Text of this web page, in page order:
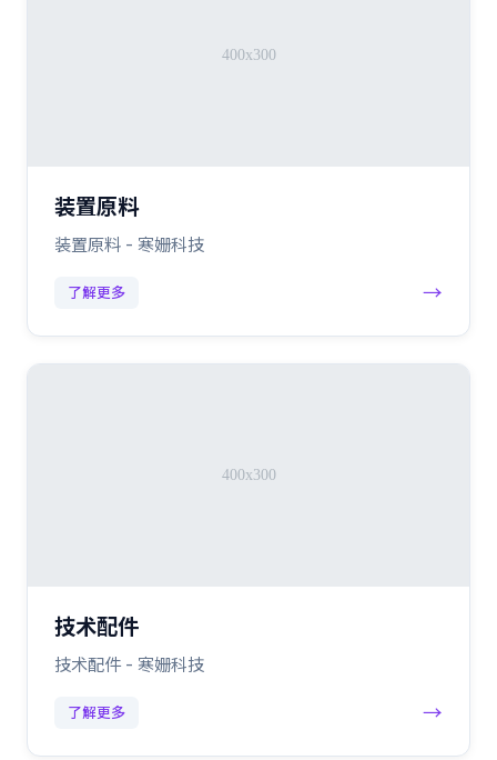
装置原料
装置原料 - 寒姗科技
了解更多 →
技术配件
技术配件 - 寒姗科技
了解更多 →